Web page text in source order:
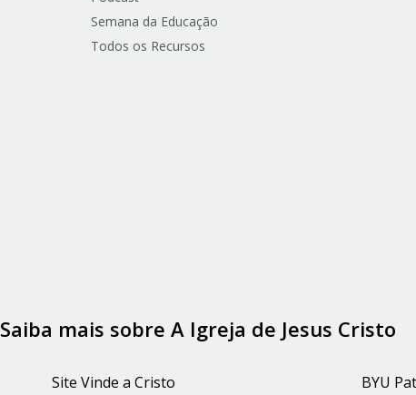
Semana da Educação
Todos os Recursos
Saiba mais sobre A Igreja de Jesus Cristo
Site Vinde a Cristo BYU